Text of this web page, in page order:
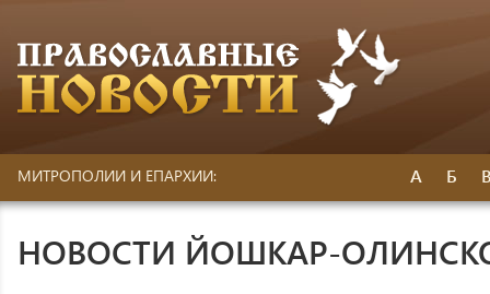
МИТРОПОЛИИ И ЕПАРХИИ: А Б
НОВОСТИ ЙОШКАР-